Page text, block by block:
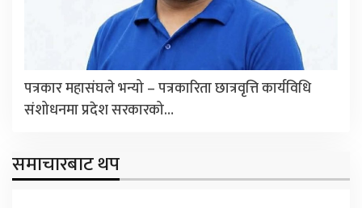
पत्रकार महासंघले भन्यो – पत्रकारिता छात्रवृत्ति कार्यविधि
संशोधनमा प्रदेश सरकारको…
समाचारबाट थप